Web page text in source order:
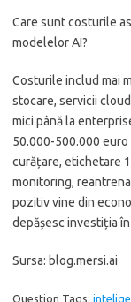
Care sunt costurile
modelelor AI?
Costurile includ mai
stocare, servicii
mici până la
50.000-500.000
curățare, etichetare
monitoring,
pozitiv vine din
depășesc investiția
Sursa: blog.mersi.ai
Question Tags: